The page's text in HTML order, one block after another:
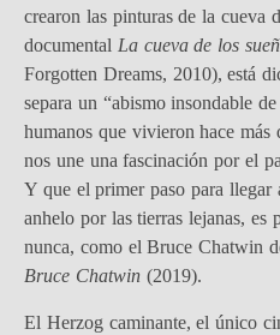
crearon las pinturas de la cueva
documental La cueva de los
Forgotten Dreams, 2010), está
separa un “abismo insondable
humanos que vivieron hace
nos une una fascinación por el
Y que el primer paso para llegar
anhelo por las tierras lejanas, es
nunca, como el Bruce Chatwin
Bruce Chatwin(2019).
El Herzog caminante, el único